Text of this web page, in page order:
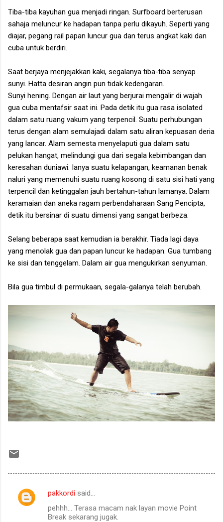
Tiba-tiba kayuhan gua menjadi ringan. Surfboard berterusan
sahaja meluncur ke hadapan tanpa perlu dikayuh. Seperti yang
diajar, pegang rail papan luncur gua dan terus angkat kaki dan
cuba untuk berdiri.
Saat berjaya menjejakkan kaki, segalanya tiba-tiba senyap
sunyi. Hatta desiran angin pun tidak kedengaran.
Sunyi hening. Dengan air laut yang berjurai mengalir di wajah
gua cuba mentafsir saat ini. Pada detik itu gua rasa isolated
dalam satu ruang vakum yang terpencil. Suatu perhubungan
terus dengan alam semulajadi dalam satu aliran kepuasan deria
yang lancar. Alam semesta menyelaputi gua dalam satu
pelukan hangat, melindungi gua dari segala kebimbangan dan
keresahan duniawi. Ianya suatu kelapangan, keamanan benak
naluri yang memenuhi suatu ruang kosong di satu sisi hati yang
terpencil dan ketinggalan jauh bertahun-tahun lamanya. Dalam
keramaian dan aneka ragam perbendaharaan Sang Pencipta,
detik itu bersinar di suatu dimensi yang sangat berbeza.
Selang beberapa saat kemudian ia berakhir. Tiada lagi daya
yang menolak gua dan papan luncur ke hadapan. Gua tumbang
ke sisi dan tenggelam. Dalam air gua mengukirkan senyuman.
Bila gua timbul di permukaan, segala-galanya telah berubah.
C
pakkordi said…
pehhh... Terasa macam nak layan movie Point
Break sekarang jugak.